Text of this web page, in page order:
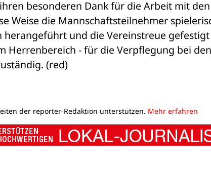
besonderen Dank für die Arbeit mit
Weise die Mannschaftsteilnehmer
herangeführt und die Vereinstreue
Herrenbereich - für die Verpflegung bei
(red)
der reporter-Redaktion unterstützen. Mehr erfahren